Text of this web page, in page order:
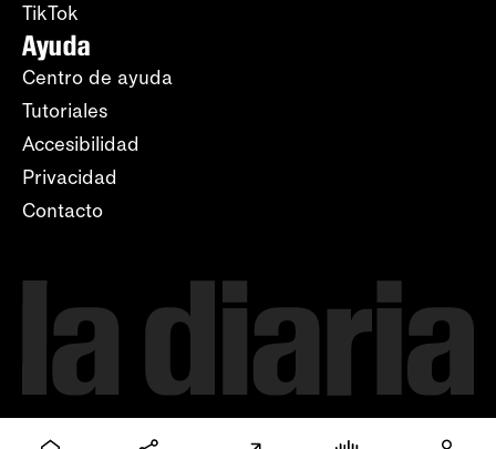
TikTok
Ayuda
Centro de ayuda
Tutoriales
Accesibilidad
Privacidad
Contacto